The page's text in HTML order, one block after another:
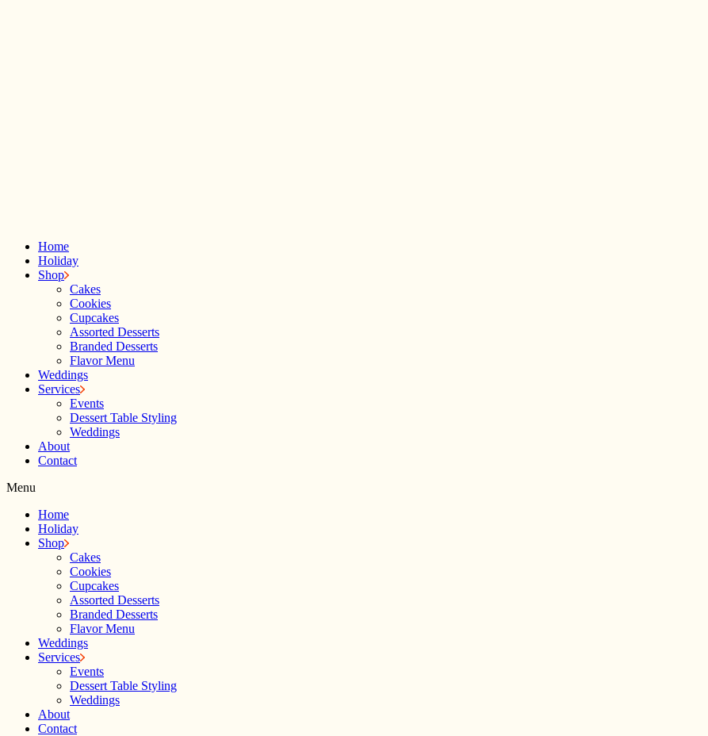
Home
Holiday
Shop
Cakes
Cookies
Cupcakes
Assorted Desserts
Branded Desserts
Flavor Menu
Weddings
Services
Events
Dessert Table Styling
Weddings
About
Contact
Menu
Home
Holiday
Shop
Cakes
Cookies
Cupcakes
Assorted Desserts
Branded Desserts
Flavor Menu
Weddings
Services
Events
Dessert Table Styling
Weddings
About
Contact